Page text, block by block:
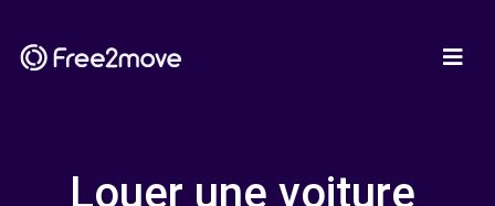
Louer une voiture